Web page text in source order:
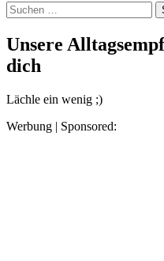
Suchen
nach:
Unsere
dich
Lächle ein wenig ;)
Werbung | Sponsored: